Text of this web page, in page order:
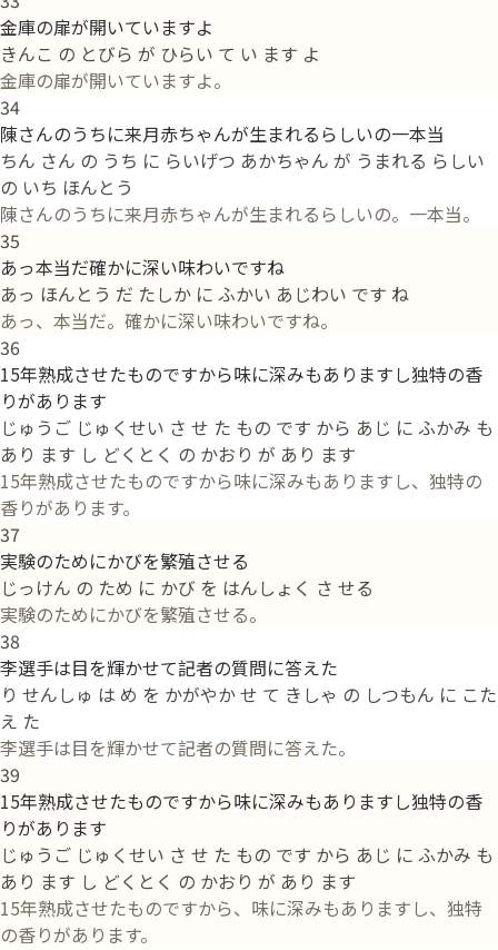
金庫の扉が開いていますよ
きんこ の とびら が ひらい て い ます よ
金庫の扉が開いていますよ。
34
陳さんのうちに来月赤ちゃんが生まれるらしいの一本当
ちん さん の うち に らいげつ あかちゃん が うまれる らしい
の いち ほんとう
陳さんのうちに来月赤ちゃんが生まれるらしいの。一本当。
35
あっ本当だ確かに深い味わいですね
あっ ほんとう だ たしか に ふかい あじわい です ね
あっ、本当だ。確かに深い味わいですね。
36
15年熟成させたものですから味に深みもありますし独特の香
りがあります
じゅうご じゅくせい さ せ た もの です から あじ に ふかみ も
あり ます し どくとく の かおり が あり ます
15年熟成させたものですから味に深みもありますし、独特の
香りがあります。
37
実験のためにかびを繁殖させる
じっけん の ため に かび を はんしょく さ せる
実験のためにかびを繁殖させる。
38
李選手は目を輝かせて記者の質問に答えた
り せんしゅ は め を かがやか せ て きしゃ の しつもん に こた
え た
李選手は目を輝かせて記者の質問に答えた。
39
15年熟成させたものですから味に深みもありますし独特の香
りがあります
じゅうご じゅくせい さ せ た もの です から あじ に ふかみ も
あり ます し どくとく の かおり が あり ます
15年熟成させたものですから、味に深みもありますし、独特
の香りがあります。